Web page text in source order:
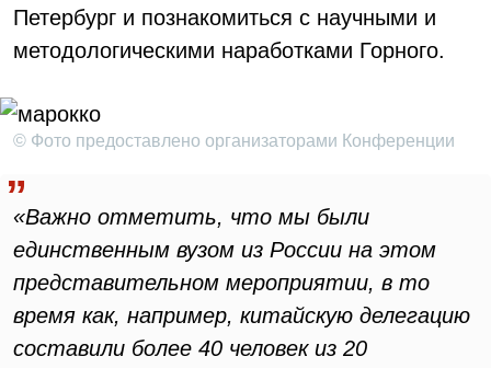
Петербург и познакомиться с научными и
методологическими наработками Горного.
© Фото предоставлено организаторами Конференции
«Важно отметить, что мы были
единственным вузом из России на этом
представительном мероприятии, в то
время как, например, китайскую делегацию
составили более 40 человек из 20